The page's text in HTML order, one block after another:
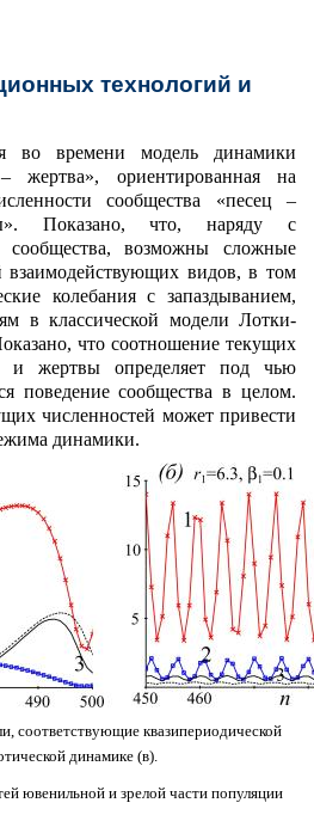
технологий и
во времени модель динамики
жертва», ориентированная на
сообщества «песец –
Показано, что, наряду с
сообщества, возможны сложные
взаимодействующих видов, в том
колебания с запаздыванием,
в классической модели Лотки-
что соотношение текущих
и жертвы определяет под чью
поведение сообщества в целом.
численностей может привести
динамики.
соответствующие квазипериодической
динамике (в).
ювенильной и зрелой части популяции